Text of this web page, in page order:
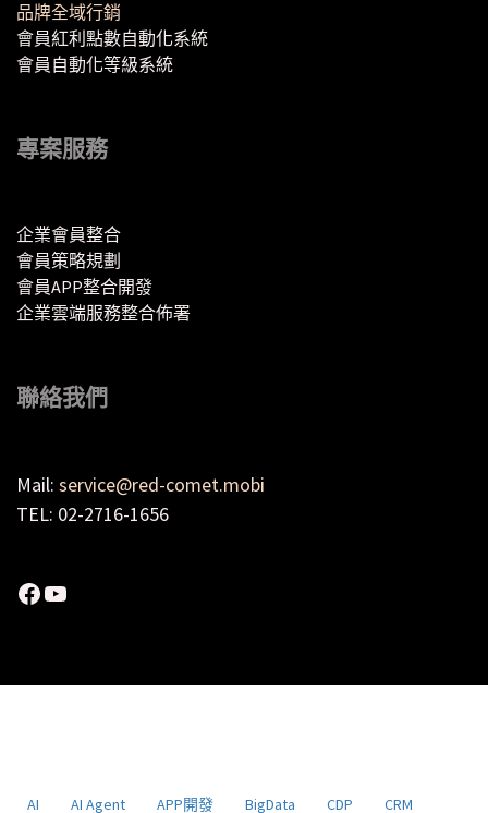
品牌全域行銷
會員紅利點數自動化系統
會員自動化等級系統
專案服務
企業會員整合
會員策略規劃
會員APP整合開發
企業雲端服務整合佈署
聯絡我們
Mail: service@red-comet.mobi
TEL: 02-2716-1656
Facebook
YouTube
AI AI Agent APP開發 BigData CDP CRM